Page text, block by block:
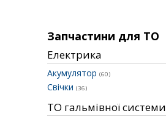
Запчастини для ТО
Електрика
Акумулятор (60)
Свічки (36)
ТО гальмівної системи